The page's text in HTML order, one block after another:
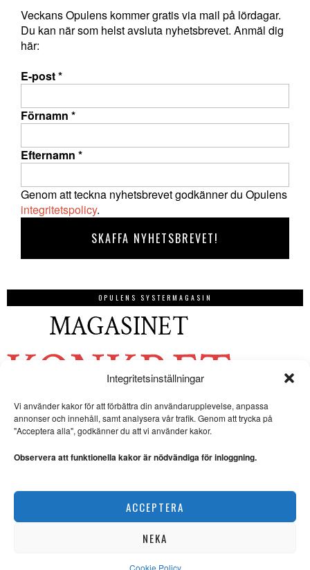
Integritetsinställningar
Vi använder kakor för att förbättra din användarupplevelse, anpassa
annonser och innehåll, samt analysera vår trafik. Genom att trycka på
"Acceptera alla", godkänner du att vi använder kakor.
Observera att funktionella kakor är nödvändiga för inloggning.
ACCEPTERA
NEKA
Cookie Policy
Veckans Opulens kommer gratis via mail på lördagar.
Du kan när som helst avsluta nyhetsbrevet. Anmäl dig
här:
E-post*
Förnamn *
Efternamn *
Genom att teckna nyhetsbrevet godkänner du Opulens
integritetspolicy.
OPULENS SYSTERMAGASIN